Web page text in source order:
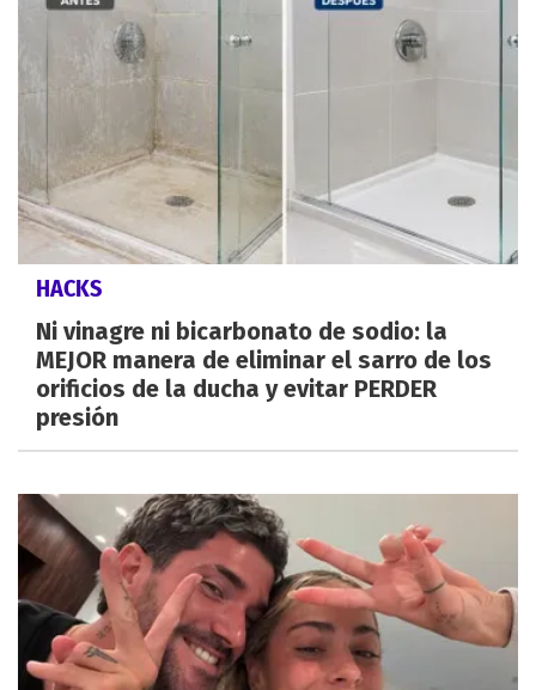
HACKS
Ni vinagre ni bicarbonato de sodio: la
MEJOR manera de eliminar el sarro de los
orificios de la ducha y evitar PERDER
presión